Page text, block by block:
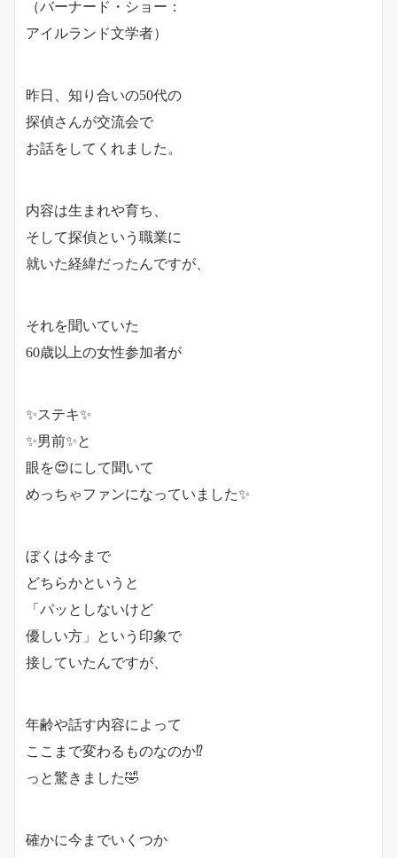
（バーナード・ショー：
アイルランド文学者）
昨日、知り合いの50代の
探偵さんが交流会で
お話をしてくれました。
内容は生まれや育ち、
そして探偵という職業に
就いた経緯だったんですが、
それを聞いていた
60歳以上の女性参加者が
✨ステキ✨
✨男前✨と
眼を😍にして聞いて
めっちゃファンになっていました✨
ぼくは今まで
どちらかというと
「パッとしないけど
優しい方」という印象で
接していたんですが、
年齢や話す内容によって
ここまで変わるものなのか⁉️
っと驚きました🤣
確かに今までいくつか